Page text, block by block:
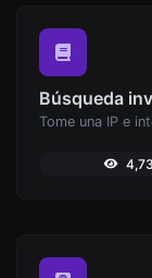
Búsqueda
Tome una IP e